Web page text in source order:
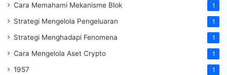
Cara Memahami Mekanisme Blok 1
Strategi Mengelola Pengeluaran 1
Strategi Menghadapi Fenomena 1
Cara Mengelola Aset Crypto 1
1957 1